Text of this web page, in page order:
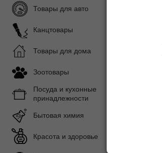
Товары для авто
Канцтовары
Товары для дома
Зоотовары
Посуда и кухонные
принадлежности
Бытовая химия
Красота и здоровье